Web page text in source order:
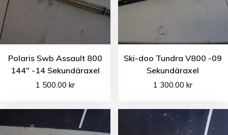
Polaris Swb Assault 800
144″ -14 Sekundäraxel
1 500.00 kr
Ski-doo Tundra V800 -09
Sekundäraxel
1 300.00kr